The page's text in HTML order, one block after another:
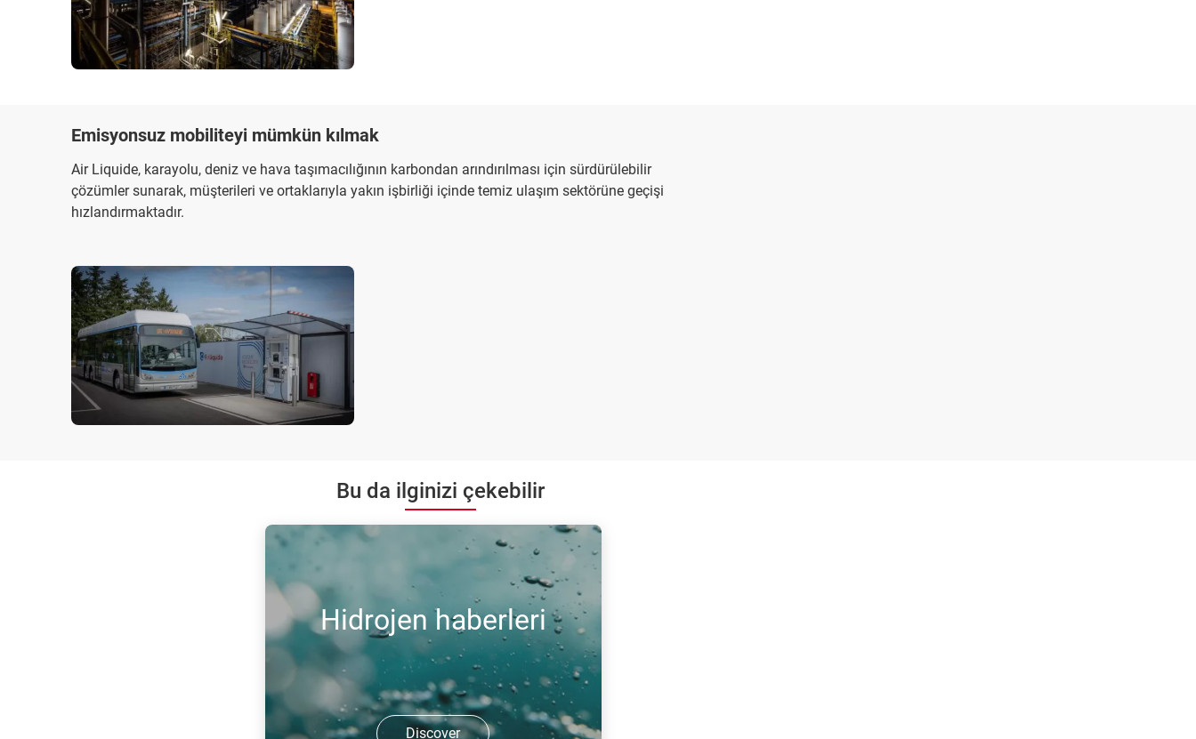
Emisyonsuz mobiliteyi mümkün kılmak
Air Liquide, karayolu, deniz ve hava taşımacılığının karbondan arındırılması için sürdürülebilir
çözümler sunarak, müşterileri ve ortaklarıyla yakın işbirliği içinde temiz ulaşım sektörüne geçişi
hızlandırmaktadır.
Bu da ilginizi çekebilir
Hidrojen haberleri
Discover